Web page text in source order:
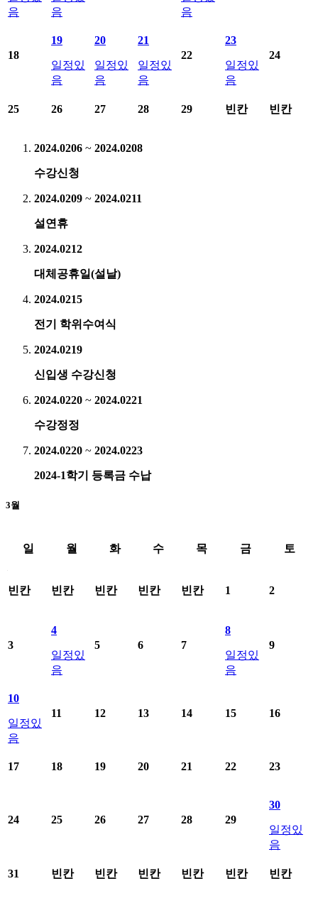
음
음
음
18
19
일정있
음
20
일정있
음
21
일정있
음
22
23
일정있
음
24
25 26 27 28 29 빈칸 빈칸
2024.0206 ~ 2024.0208
수강신청
2024.0209 ~ 2024.0211
설연휴
2024.0212
대체공휴일(설날)
2024.0215
전기 학위수여식
2024.0219
신입생 수강신청
2024.0220 ~ 2024.0221
수강정정
2024.0220 ~ 2024.0223
2024-1학기 등록금 수납
3월
일 월 화 수 목 금 토
빈칸 빈칸 빈칸 빈칸 빈칸 1 2
3
4
일정있
음
5 6 7
8
일정있
음
9
10
일정있
음
11 12 13 14 15 16
17 18 19 20 21 22 23
24 25 26 27 28 29
30
일정있
음
31 빈칸 빈칸 빈칸 빈칸 빈칸 빈칸